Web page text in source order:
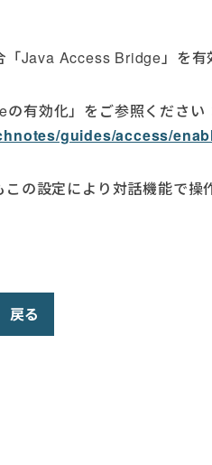
Java Access Bridge」を有
有効化」をご参照ください
guides/access/
の設定により対話機能で操
戻る